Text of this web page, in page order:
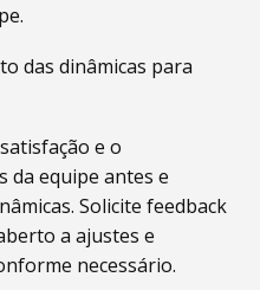
das dinâmicas para
e o
da equipe antes e
Solicite feedback
a ajustes e
necessário.